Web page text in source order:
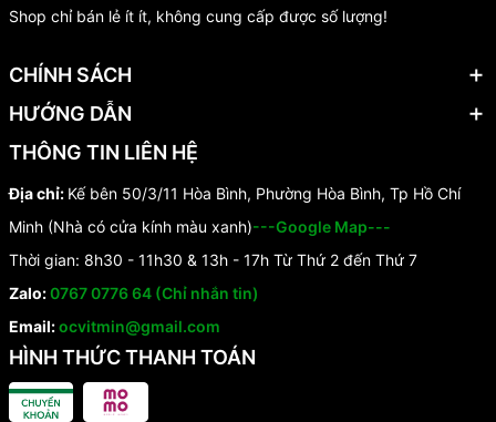
Shop chỉ bán lẻ ít ít, không cung cấp được số lượng!
CHÍNH SÁCH
HƯỚNG DẪN
THÔNG TIN LIÊN HỆ
Địa chỉ: Kế bên 50/3/11 Hòa Bình, Phường Hòa Bình, Tp Hồ Chí
Minh (Nhà có cửa kính màu xanh)---Google Map---
Thời gian: 8h30 - 11h30 & 13h - 17h Từ Thứ 2 đến Thứ 7
Zalo:0767 0776 64 (Chỉ nhắn tin)
Email:ocvitmin@gmail.com
HÌNH THỨC THANH TOÁN